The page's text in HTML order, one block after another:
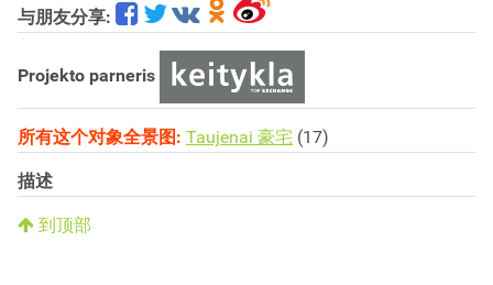
与朋友分享:
Projekto parneris
所有这个对象全景图: Taujenai 豪宅 (17)
描述
到顶部